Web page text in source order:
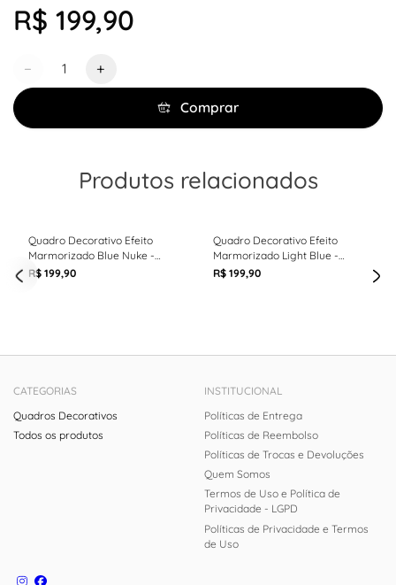
R$ 199,90
− +
Comprar
Produtos relacionados
Quadro Decorativo Efeito
Marmorizado Blue Nuke -
60cm x 90cm
R$ 199,90
Quadro Decorativo Efeito
Marmorizado Light Blue -
60cm x 90cm
R$ 199,90
CATEGORIAS
Quadros Decorativos
Todos os produtos
INSTITUCIONAL
Políticas de Entrega
Políticas de Reembolso
Políticas de Trocas e Devoluções
Quem Somos
Termos de Uso e Política de
Privacidade - LGPD
Políticas de Privacidade e Termos
de Uso